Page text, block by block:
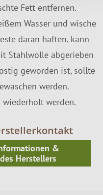
Fett entfernen.
Wasser und wische
daran haften, kann
Stahlwolle abgerieben
geworden ist, sollte
werden.
wiederholt werden.
&
Herstellers